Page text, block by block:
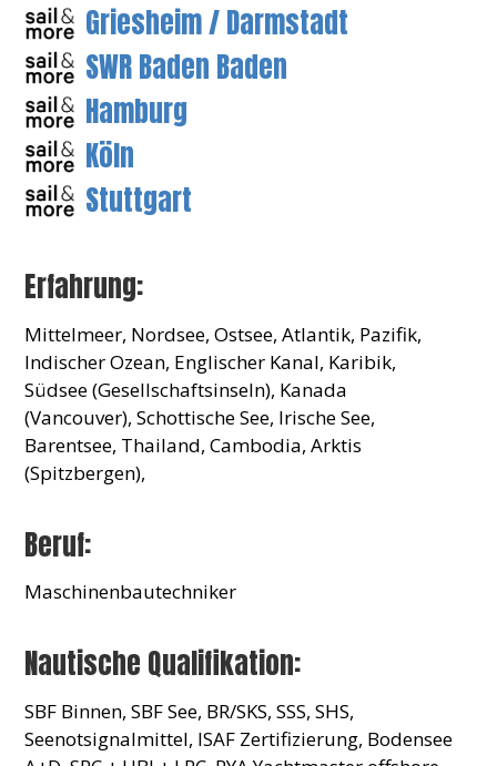
Griesheim / Darmstadt
SWR Baden Baden
Hamburg
Köln
Stuttgart
Erfahrung:
Mittelmeer, Nordsee, Ostsee, Atlantik, Pazifik,
Indischer Ozean, Englischer Kanal, Karibik,
Südsee (Gesellschaftsinseln), Kanada
(Vancouver), Schottische See, Irische See,
Barentsee, Thailand, Cambodia, Arktis
(Spitzbergen),
Beruf:
Maschinenbautechniker
Nautische Qualifikation:
SBF Binnen, SBF See, BR/SKS, SSS, SHS,
Seenotsignalmittel, ISAF Zertifizierung, Bodensee